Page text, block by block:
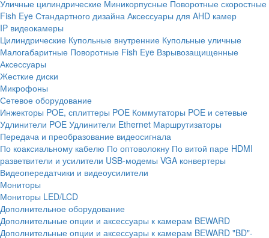
Уличные цилиндрические Миникорпусные Поворотные скоростные
Fish Eye Стандартного дизайна Аксессуары для AHD камер
IP видеокамеры
Цилиндрические Купольные внутренние Купольные уличные
Малогабаритные Поворотные Fish Eye Взрывозащищенные
Аксессуары
Жесткие диски
Микрофоны
Сетевое оборудование
Инжекторы POE, сплиттеры POE Коммутаторы POE и сетевые
Удлинители POE Удлинители Ethernet Маршрутизаторы
Передача и преобразование видеосигнала
По коаксиальному кабелю По оптоволокну По витой паре HDMI
разветвители и усилители USB-модемы VGA конвертеры
Видеопередатчики и видеоусилители
Мониторы
Мониторы LED/LCD
Дополнительное оборудование
Дополнительные опции и аксессуары к камерам BEWARD
Дополнительные опции и аксессуары к камерам BEWARD "BD"-